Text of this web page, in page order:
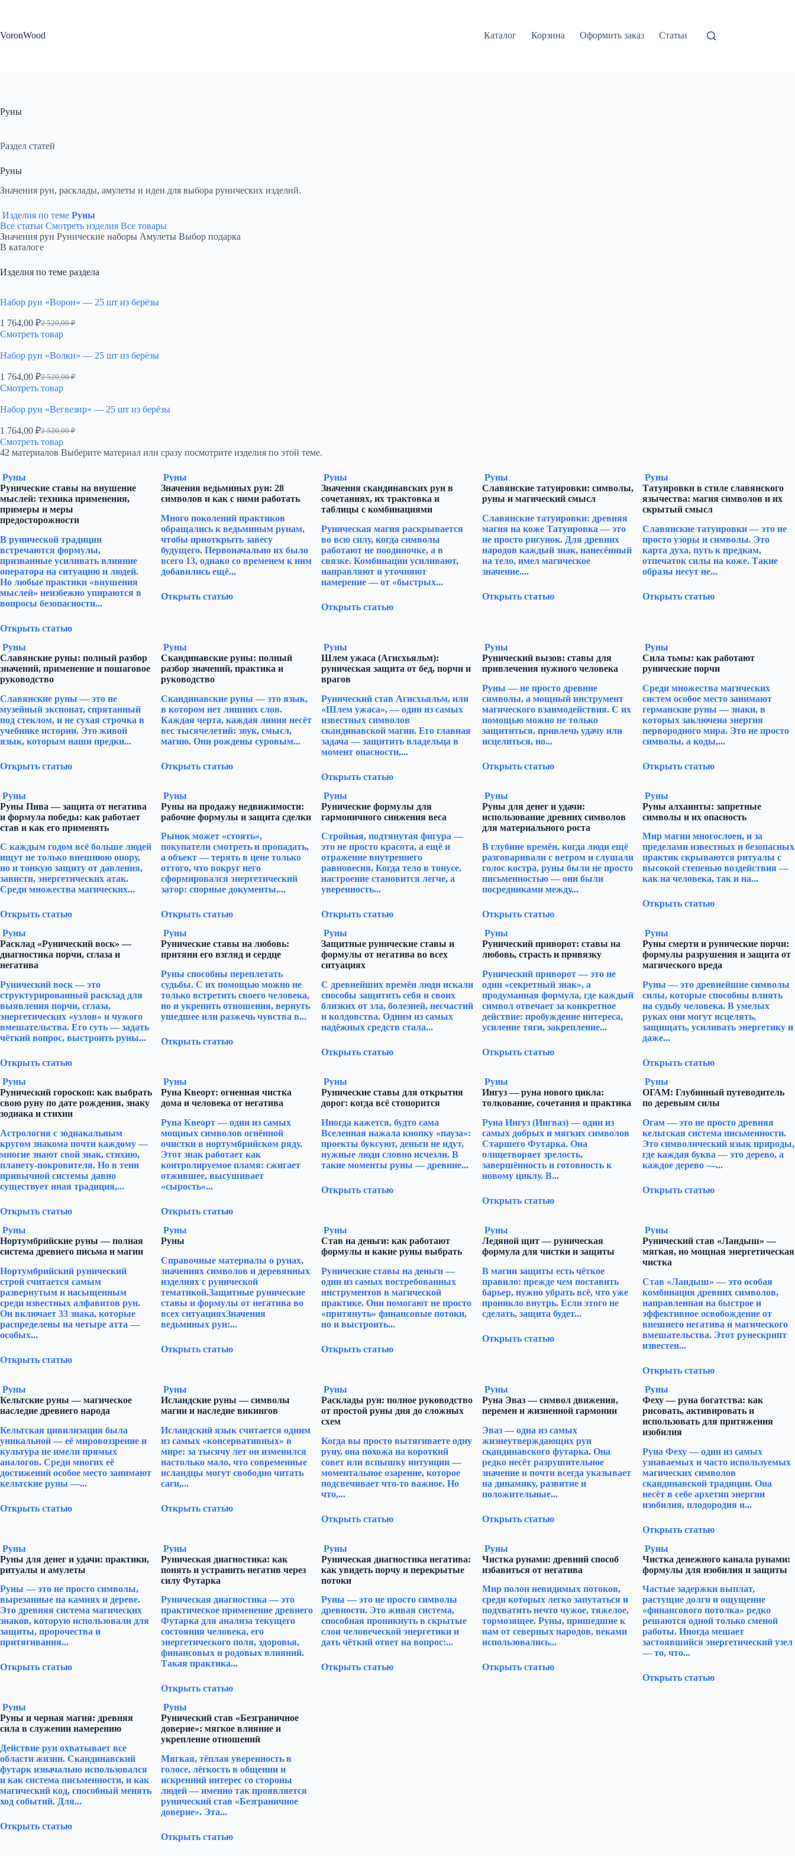
VoronWood
Каталог Корзина Оформить заказ Статьи
Руны
Раздел статей
Руны
Значения рун, расклады, амулеты и идеи для выбора рунических изделий.
Изделия по теме Руны
Все статьи Смотреть изделия Все товары
Значения рун Рунические наборы Амулеты Выбор подарка
В каталоге
Изделия по теме раздела
Набор рун «Ворон» — 25 шт из берёзы
2 520,00₽
Первоначальная
цена
2
520,00 ₽.
1 764,00 ₽
Текущая
цена:
764,00 ₽.
Смотреть товар
Набор рун «Волки» — 25 шт из берёзы
2 520,00₽
Первоначальная
цена
2
520,00 ₽.
1 764,00 ₽
Текущая
цена:
764,00 ₽.
Смотреть товар
Набор рун «Вегвезир» — 25 шт из берёзы
2 520,00₽
Первоначальная
цена
составляла
1 764,00 ₽
Текущая
цена:
1
Смотреть товар
42 материалов Выберите материал или сразу посмотрите изделия по этой теме.
Руны
Рунические ставы на внушение
мыслей: техника применения,
примеры и меры
предосторожности
В рунической традиции
встречаются формулы,
призванные усиливать влияние
оператора на ситуацию и людей.
Но любые практики «внушения
мыслей» неизбежно упираются в
вопросы безопасности...
Открыть статью
Руны
Значения ведьминых рун: 28
символов и как с ними работать
Много поколений практиков
обращались к ведьминым рунам,
чтобы приоткрыть завесу
будущего. Первоначально их было
всего 13, однако со временем к ним
добавились ещё...
Открыть статью
Руны
Значения скандинавских рун в
сочетаниях, их трактовка и
таблицы с комбинациями
Руническая магия раскрывается
во всю силу, когда символы
работают не поодиночке, а в
связке. Комбинации усиливают,
направляют и уточняют
намерение — от «быстрых...
Открыть статью
Руны
Славянские татуировки: символы,
руны и магический смысл
Славянские татуировки: древняя
магия на коже Татуировка — это
не просто рисунок. Для древних
народов каждый знак, нанесённый
на тело, имел магическое
значение....
Открыть статью
Руны
Татуировки в стиле славянского
язычества: магия символов и их
скрытый смысл
Славянские татуировки — это не
просто узоры и символы. Это
карта духа, путь к предкам,
отпечаток силы на коже. Такие
образы несут не...
Открыть статью
Руны
Славянские руны: полный разбор
значений, применение и пошаговое
руководство
Славянские руны — это не
музейный экспонат, спрятанный
под стеклом, и не сухая строчка в
учебнике истории. Это живой
язык, которым наши предки...
Открыть статью
Руны
Скандинавские руны: полный
разбор значений, практика и
руководство
Скандинавские руны — это язык,
в котором нет лишних слов.
Каждая черта, каждая линия несёт
вес тысячелетий: звук, смысл,
магию. Они рождены суровым...
Открыть статью
Руны
Шлем ужаса (Агисхьяльм):
руническая защита от бед, порчи и
врагов
Рунический став Агисхьяльм, или
«Шлем ужаса», — один из самых
известных символов
скандинавской магии. Его главная
задача — защитить владельца в
момент опасности,...
Открыть статью
Руны
Рунический вызов: ставы для
привлечения нужного человека
Руны — не просто древние
символы, а мощный инструмент
магического взаимодействия. С их
помощью можно не только
защититься, привлечь удачу или
исцелиться, но...
Открыть статью
Руны
Сила тьмы: как работают
рунические порчи
Среди множества магических
систем особое место занимают
германские руны — знаки, в
которых заключена энергия
первородного мира. Это не просто
символы, а коды,...
Открыть статью
Руны
Руны Пива — защита от негатива
и формула победы: как работает
став и как его применять
С каждым годом всё больше людей
ищут не только внешнюю опору,
но и тонкую защиту от давления,
зависти, энергетических атак.
Среди множества магических...
Открыть статью
Руны
Руны на продажу недвижимости:
рабочие формулы и защита сделки
Рынок может «стоять»,
покупатели смотреть и пропадать,
а объект — терять в цене только
оттого, что вокруг него
сформировался энергетический
затор: спорные документы,...
Открыть статью
Руны
Рунические формулы для
гармоничного снижения веса
Стройная, подтянутая фигура —
это не просто красота, а ещё и
отражение внутреннего
равновесия. Когда тело в тонусе,
настроение становится легче, а
уверенность...
Открыть статью
Руны
Руны для денег и удачи:
использование древних символов
для материального роста
В глубине времён, когда люди ещё
разговаривали с ветром и слушали
голос костра, руны были не просто
письменностью — они были
посредниками между...
Открыть статью
Руны
Руны алхаинты: запретные
символы и их опасность
Мир магии многослоен, и за
пределами известных и безопасных
практик скрываются ритуалы с
высокой степенью воздействия —
как на человека, так и на...
Открыть статью
Руны
Расклад «Рунический воск» —
диагностика порчи, сглаза и
негатива
Рунический воск — это
структурированный расклад для
выявления порчи, сглаза,
энергетических «узлов» и чужого
вмешательства. Его суть — задать
чёткий вопрос, выстроить руны...
Открыть статью
Руны
Рунические ставы на любовь:
притяни его взгляд и сердце
Руны способны переплетать
судьбы. С их помощью можно не
только встретить своего человека,
но и укрепить отношения, вернуть
ушедшее или разжечь чувства в...
Открыть статью
Руны
Защитные рунические ставы и
формулы от негатива во всех
ситуациях
С древнейших времён люди искали
способы защитить себя и своих
близких от зла, болезней, несчастий
и колдовства. Одним из самых
надёжных средств стала...
Открыть статью
Руны
Рунический приворот: ставы на
любовь, страсть и привязку
Рунический приворот — это не
один «секретный знак», а
продуманная формула, где каждый
символ отвечает за конкретное
действие: пробуждение интереса,
усиление тяги, закрепление...
Открыть статью
Руны
Руны смерти и рунические порчи:
формулы разрушения и защита от
магического вреда
Руны — это древнейшие символы
силы, которые способны влиять
на судьбу человека. В умелых
руках они могут исцелять,
защищать, усиливать энергетику и
даже...
Открыть статью
Руны
Рунический гороскоп: как выбрать
свою руну по дате рождения, знаку
зодиака и стихии
Астрология с зодиакальным
кругом знакома почти каждому —
многие знают свой знак, стихию,
планету-покровителя. Но в тени
привычной системы давно
существует иная традиция,...
Открыть статью
Руны
Руна Квеорт: огненная чистка
дома и человека от негатива
Руна Квеорт — один из самых
мощных символов огнённой
очистки в нортумбрийском ряду.
Этот знак работает как
контролируемое пламя: сжигает
отжившее, высушивает
«сырость»...
Открыть статью
Руны
Рунические ставы для открытия
дорог: когда всё стопорится
Иногда кажется, будто сама
Вселенная нажала кнопку «пауза»:
проекты буксуют, деньги не идут,
нужные люди словно исчезли. В
такие моменты руны — древние...
Открыть статью
Руны
Ингуз — руна нового цикла:
толкование, сочетания и практика
Руна Ингуз (Ингваз) — один из
самых добрых и мягких символов
Старшего Футарка. Она
олицетворяет зрелость,
завершённость и готовность к
новому циклу. В...
Открыть статью
Руны
ОГАМ: Глубинный путеводитель
по деревьям силы
Огам — это не просто древняя
кельтская система письменности.
Это символический язык природы,
где каждая буква — это дерево, а
каждое дерево —...
Открыть статью
Руны
Нортумбрийские руны — полная
система древнего письма и магии
Нортумбрийский рунический
строй считается самым
развернутым и насыщенным
среди известных алфавитов рун.
Он включает 33 знака, которые
распределены на четыре атта —
особых...
Открыть статью
Руны
Руны
Справочные материалы о рунах,
значениях символов и деревянных
изделиях с рунической
тематикой.Защитные рунические
ставы и формулы от негатива во
всех ситуацияхЗначения
ведьминых рун:...
Открыть статью
Руны
Став на деньги: как работают
формулы и какие руны выбрать
Рунические ставы на деньги —
один из самых востребованных
инструментов в магической
практике. Они помогают не просто
«притянуть» финансовые потоки,
но и выстроить...
Открыть статью
Руны
Ледяной щит — руническая
формула для чистки и защиты
В магии защиты есть чёткое
правило: прежде чем поставить
барьер, нужно убрать всё, что уже
проникло внутрь. Если этого не
сделать, защита будет...
Открыть статью
Руны
Рунический став «Ландыш» —
мягкая, но мощная энергетическая
чистка
Став «Ландыш» — это особая
комбинация древних символов,
направленная на быстрое и
эффективное освобождение от
внешнего негатива и магического
вмешательства. Этот рунескрипт
известен...
Открыть статью
Руны
Кельтские руны — магическое
наследие древнего народа
Кельтская цивилизация была
уникальной — её мировоззрение и
культура не имели прямых
аналогов. Среди многих её
достижений особое место занимают
кельтские руны —...
Открыть статью
Руны
Исландские руны — символы
магии и наследие викингов
Исландский язык считается одним
из самых «консервативных» в
мире: за тысячу лет он изменился
настолько мало, что современные
исландцы могут свободно читать
саги,...
Открыть статью
Руны
Расклады рун: полное руководство
от простой руны дня до сложных
схем
Когда вы просто вытягиваете одну
руну, она похожа на короткий
совет или вспышку интуиции —
моментальное озарение, которое
подсвечивает что-то важное. Но
что,...
Открыть статью
Руны
Руна Эваз — символ движения,
перемен и жизненной гармонии
Эваз — одна из самых
жизнеутверждающих рун
скандинавского футарка. Она
редко несёт разрушительное
значение и почти всегда указывает
на динамику, развитие и
положительные...
Открыть статью
Руны
Феху — руна богатства: как
рисовать, активировать и
использовать для притяжения
изобилия
Руна Феху — один из самых
узнаваемых и часто используемых
магических символов
скандинавской традиции. Она
несёт в себе архетип энергии
изобилия, плодородия и...
Открыть статью
Руны
Руны для денег и удачи: практики,
ритуалы и амулеты
Руны — это не просто символы,
вырезанные на камнях и дереве.
Это древняя система магических
знаков, которую использовали для
защиты, пророчества и
притягивания...
Открыть статью
Руны
Руническая диагностика: как
понять и устранить негатив через
силу Футарка
Руническая диагностика — это
практическое применение древнего
Футарка для анализа текущего
состояния человека, его
энергетического поля, здоровья,
финансовых и родовых влияний.
Такая практика...
Открыть статью
Руны
Руническая диагностика негатива:
как увидеть порчу и перекрытые
потоки
Руны — это не просто символы
древности. Это живая система,
способная проникнуть в скрытые
слои человеческой энергетики и
дать чёткий ответ на вопрос:...
Открыть статью
Руны
Чистка рунами: древний способ
избавиться от негатива
Мир полон невидимых потоков,
среди которых легко запутаться и
подхватить нечто чужое, тяжелое,
тормозящее. Руны, пришедшие к
нам от северных народов, веками
использовались...
Открыть статью
Руны
Чистка денежного канала рунами:
формулы для изобилия и защиты
Частые задержки выплат,
растущие долги и ощущение
«финансового потолка» редко
решаются одной только сменой
работы. Иногда мешает
застоявшийся энергетический узел
— то, что...
Открыть статью
Руны
Руны и черная магия: древняя
сила в служении намерению
Действие рун охватывает все
области жизни. Скандинавский
футарк изначально использовался
и как система письменности, и как
магический код, способный менять
ход событий. Для...
Открыть статью
Руны
Рунический став «Безграничное
доверие»: мягкое влияние и
укрепление отношений
Мягкая, тёплая уверенность в
голосе, лёгкость в общении и
искренний интерес со стороны
людей — именно так проявляется
рунический став «Безграничное
доверие». Эта...
Открыть статью